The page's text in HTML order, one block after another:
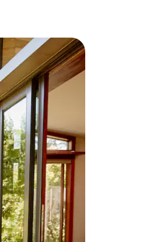
с докосване или плъзгане.